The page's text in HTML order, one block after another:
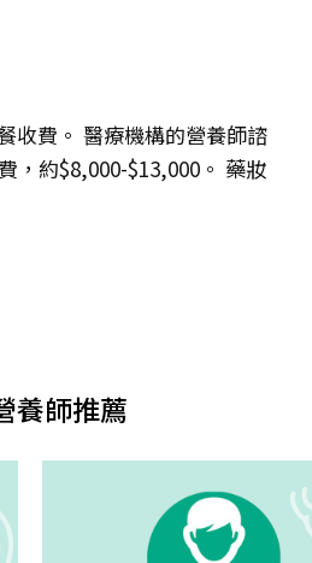
收費。 醫療機構的營養師諮
，約$8,000-$13,000。 藥妝
養師推薦